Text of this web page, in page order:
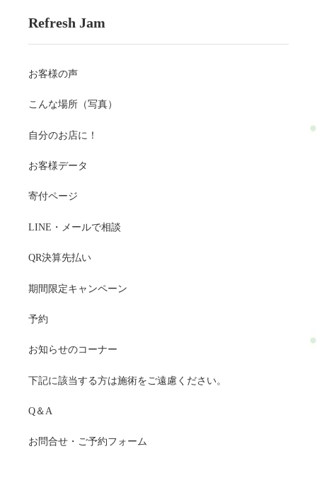
Refresh Jam
お客様の声
こんな場所（写真）
自分のお店に！
お客様データ
寄付ページ
LINE・メールで相談
QR決算先払い
期間限定キャンペーン
予約
お知らせのコーナー
下記に該当する方は施術をご遠慮ください。
Q＆A
お問合せ・ご予約フォーム